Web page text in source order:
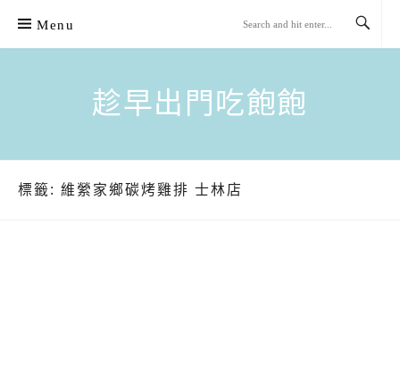
content
Menu
趁早出門吃飽飽
標籤: 維縈家鄉碳烤雞排 士林店